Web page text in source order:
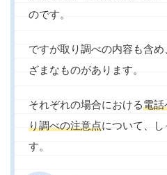
のです。
ですが取り調べの内容も含
ざまなものがあります。
それぞれの場合における電話
り調べの注意点について、
す。